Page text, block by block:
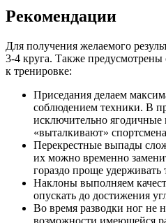
Рекомендации
Для получения желаемого
3-4 круга. Также
к тренировке:
Приседания делаем
соблюдением техники. В
исключительно
«выталкивают»
Перекрестные выпады
их можно временно
гораздо проще удерживать
Наклоны выполняем
опускать до достижения
Во время разводки ног не
возможности имеющейся